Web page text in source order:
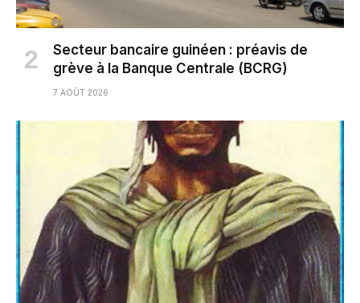
Secteur bancaire guinéen : préavis de
grève à la Banque Centrale (BCRG)
7 AOÛT 2026